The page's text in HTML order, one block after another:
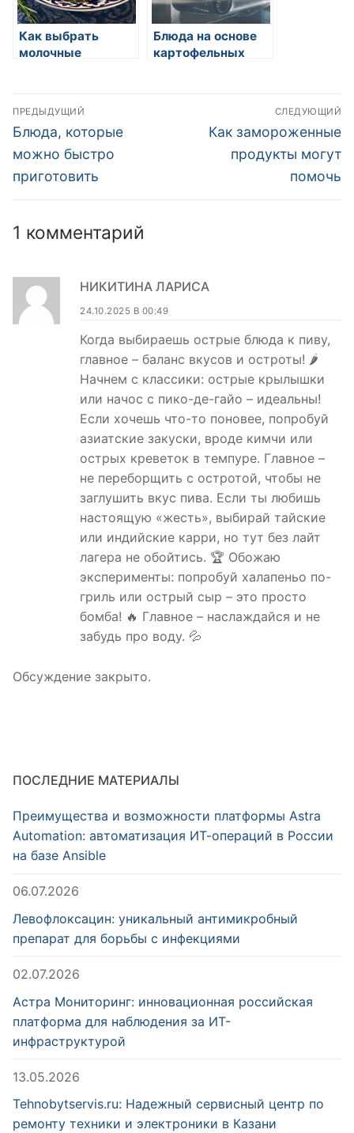
Как выбрать
молочные
Блюда на основе
картофельных
Навигация
по
записям
ПРЕДЫДУЩИЙ
Предыдущая
запись:
Блюда, которые
можно быстро
приготовить
СЛЕДУЮЩИЙ
Следующая
запись:
Как замороженные
продукты могут
помочь
1 комментарий
НИКИТИНА ЛАРИСА
24.10.2025 В 00:49
Когда выбираешь острые блюда к пиву,
главное – баланс вкусов и остроты! 🌶️
Начнем с классики: острые крылышки
или начос с пико-де-гайо – идеальны!
Если хочешь что-то поновее, попробуй
азиатские закуски, вроде кимчи или
острых креветок в темпуре. Главное –
не переборщить с остротой, чтобы не
заглушить вкус пива. Если ты любишь
настоящую «жесть», выбирай тайские
или индийские карри, но тут без лайт
лагера не обойтись. 🏆 Обожаю
эксперименты: попробуй халапеньо по-
гриль или острый сыр – это просто
бомба! 🔥 Главное – наслаждайся и не
забудь про воду. 💦
Обсуждение закрыто.
ПОСЛЕДНИЕ МАТЕРИАЛЫ
Преимущества и возможности платформы Astra
Automation: автоматизация ИТ-операций в России
на базе Ansible
06.07.2026
Левофлоксацин: уникальный антимикробный
препарат для борьбы с инфекциями
02.07.2026
Астра Мониторинг: инновационная российская
платформа для наблюдения за ИТ-
инфраструктурой
13.05.2026
Tehnobytservis.ru: Надежный сервисный центр по
ремонту техники и электроники в Казани